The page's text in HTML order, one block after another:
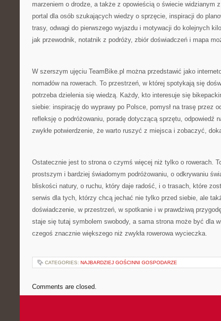
marzeniem o drodze, a także z opowieścią o świecie widzianym
portal dla osób szukających wiedzy o sprzęcie, inspiracji do
trasy, odwagi do pierwszego wyjazdu i motywacji do kolejnych
jak przewodnik, notatnik z podróży, zbiór doświadczeń i mapa
W szerszym ujęciu TeamBike.pl można przedstawić jako
nomadów na rowerach. To przestrzeń, w której spotykają się
potrzeba dzielenia się wiedzą. Każdy, kto interesuje się
siebie: inspirację do wyprawy po Polsce, pomysł na trasę przez
refleksję o podróżowaniu, poradę dotyczącą sprzętu, odpowiedź
zwykłe potwierdzenie, że warto ruszyć z miejsca i zobaczyć,
Ostatecznie jest to strona o czymś więcej niż tylko o rowerach.
prostszym i bardziej świadomym podróżowaniu, o odkrywaniu
bliskości natury, o ruchu, który daje radość, i o trasach, które
serwis dla tych, którzy chcą jechać nie tylko przed siebie, ale
doświadczenie, w przestrzeń, w spotkanie i w prawdziwą
staje się tutaj symbolem swobody, a sama strona może być dla
czegoś znacznie większego niż zwykła rowerowa wycieczka.
CATEGORIES: NAJBARDZIEJ GOŚCINNI GOSPODARZE
Comments are closed.